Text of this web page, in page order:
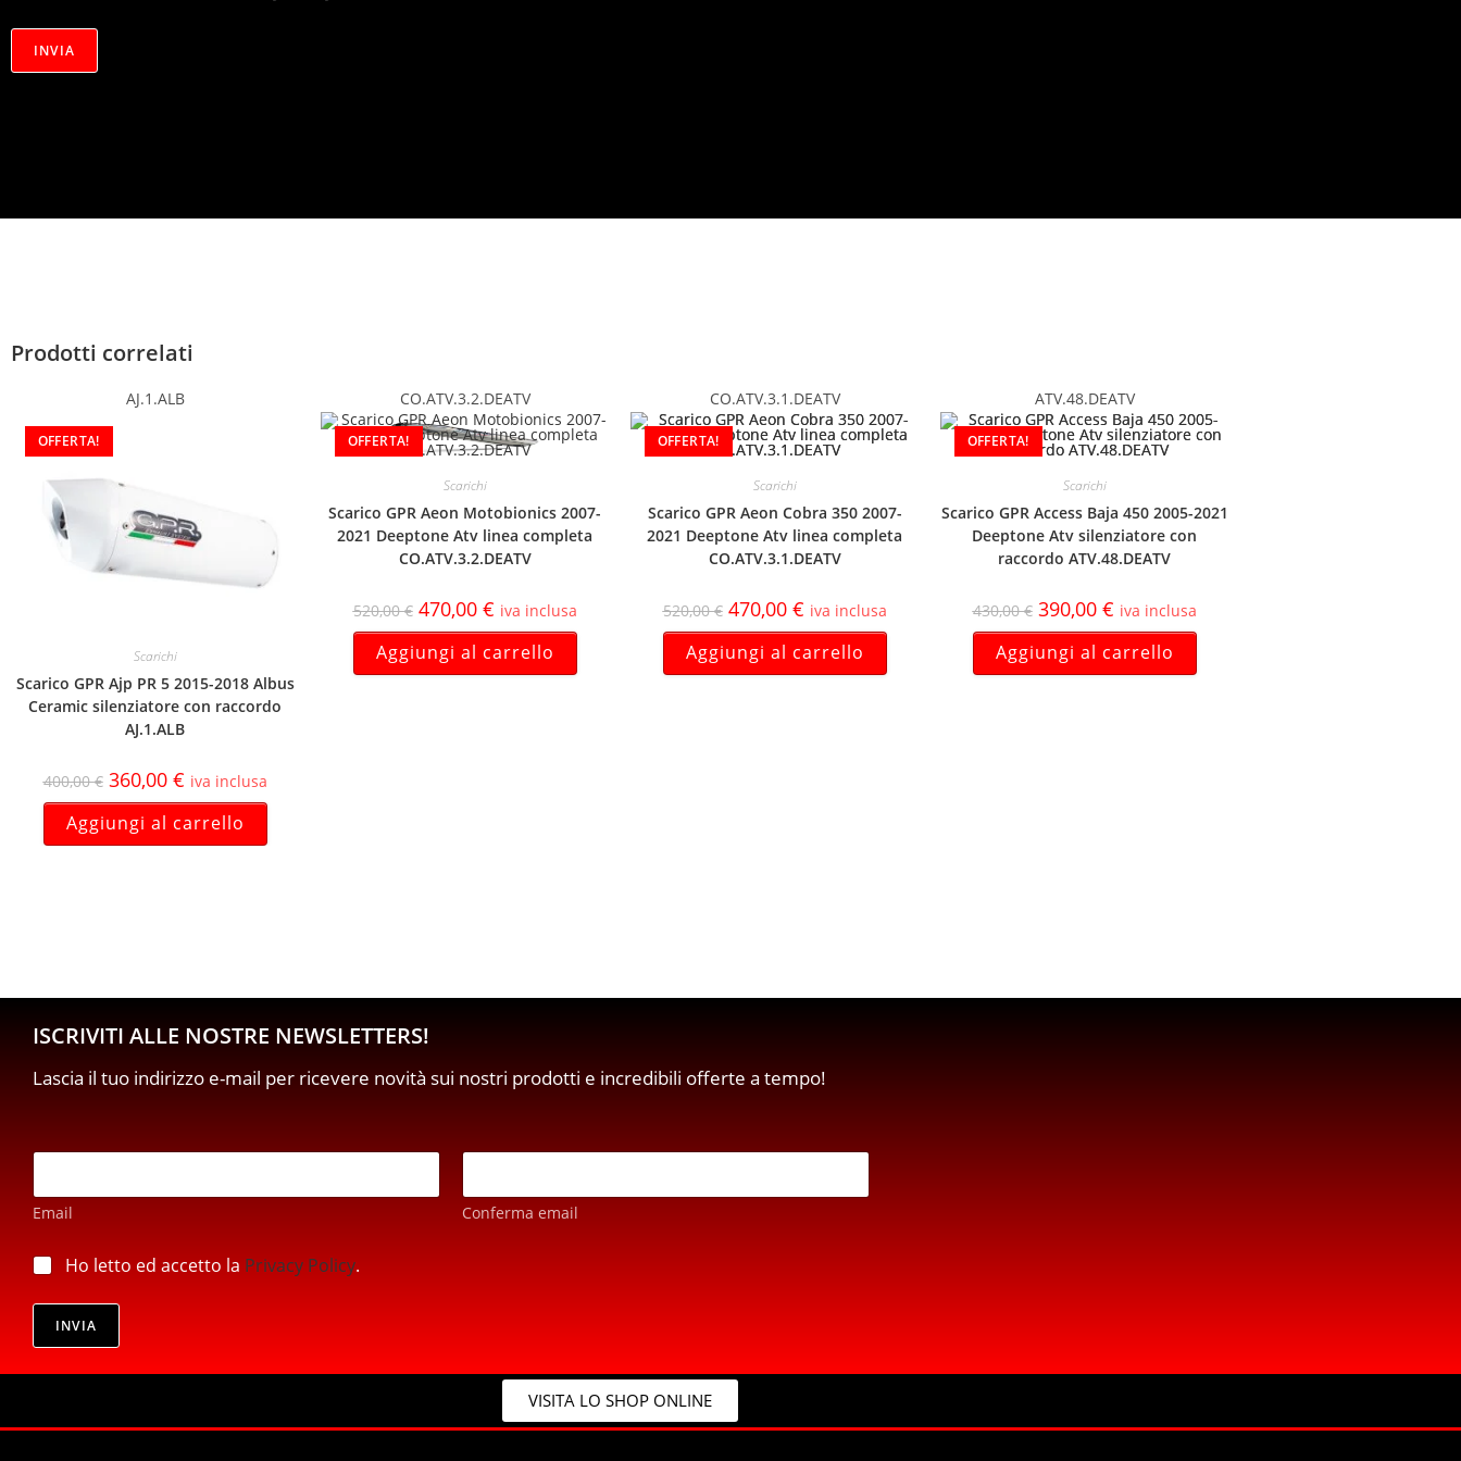
i
a
INVIA
Prodotti correlati
AJ.1.ALB
OFFERTA!
Scarichi
Scarico GPR Ajp PR 5 2015-2018 Albus
Ceramic silenziatore con raccordo
AJ.1.ALB
400,00€ 360,00 € iva inclusa
Aggiungi al carrello
CO.ATV.3.2.DEATV
OFFERTA!
Scarichi
Scarico GPR Aeon Motobionics 2007-
2021 Deeptone Atv linea completa
CO.ATV.3.2.DEATV
520,00€ 470,00 € iva inclusa
Aggiungi al carrello
CO.ATV.3.1.DEATV
OFFERTA!
Scarichi
Scarico GPR Aeon Cobra 350 2007-
2021 Deeptone Atv linea completa
CO.ATV.3.1.DEATV
520,00€ 470,00 € iva inclusa
Aggiungi al carrello
ATV.48.DEATV
OFFERTA!
Scarichi
Scarico GPR Access Baja 450 2005-2021
Deeptone Atv silenziatore con
raccordo ATV.48.DEATV
430,00€ 390,00 € iva inclusa
Aggiungi al carrello
ISCRIVITI ALLE NOSTRE NEWSLETTERS!
Lascia il tuo indirizzo e-mail per ricevere novità sui nostri prodotti e incredibili offerte a tempo!
r
a
y
E
a
i
*
Email Conferma email
p
i
a
Ho letto ed accetto la Privacy Policy.
INVIA
VISITA LO SHOP ONLINE